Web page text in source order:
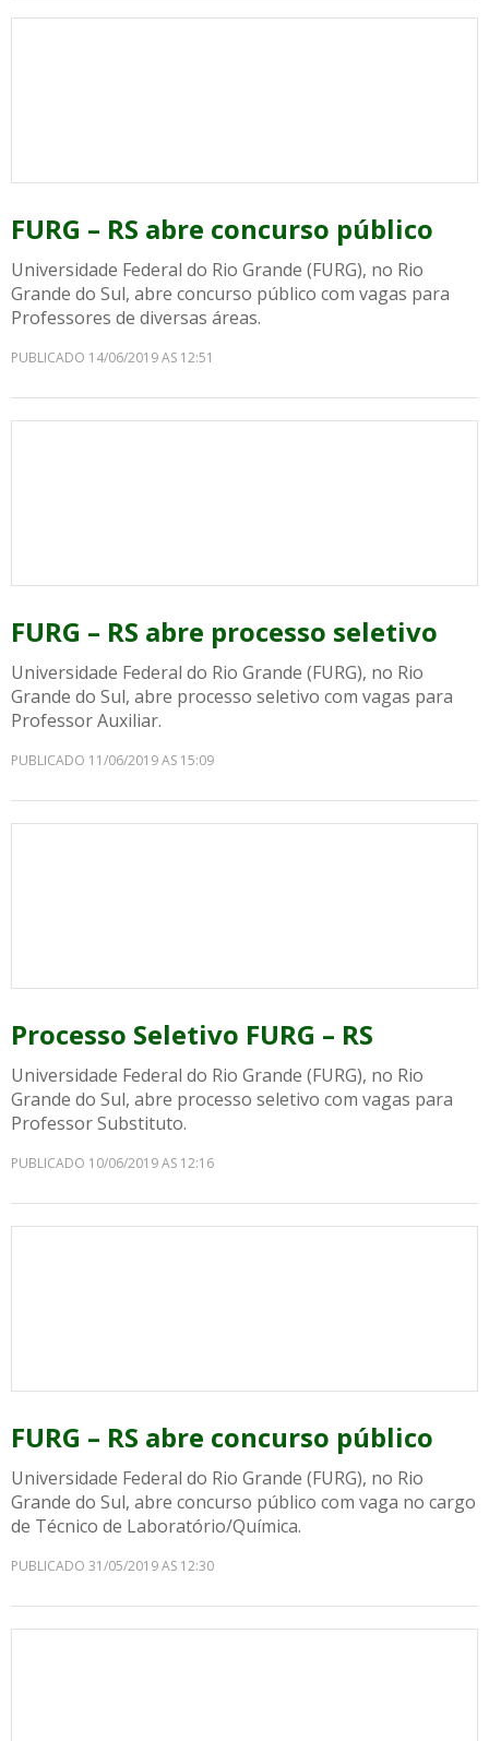
FURG – RS abre concurso público
Universidade Federal do Rio Grande (FURG), no Rio
Grande do Sul, abre concurso público com vagas para
Professores de diversas áreas.
PUBLICADO 14/06/2019 AS 12:51
FURG – RS abre processo seletivo
Universidade Federal do Rio Grande (FURG), no Rio
Grande do Sul, abre processo seletivo com vagas para
Professor Auxiliar.
PUBLICADO 11/06/2019 AS 15:09
Processo Seletivo FURG – RS
Universidade Federal do Rio Grande (FURG), no Rio
Grande do Sul, abre processo seletivo com vagas para
Professor Substituto.
PUBLICADO 10/06/2019 AS 12:16
FURG – RS abre concurso público
Universidade Federal do Rio Grande (FURG), no Rio
Grande do Sul, abre concurso público com vaga no cargo
de Técnico de Laboratório/Química.
PUBLICADO 31/05/2019 AS 12:30